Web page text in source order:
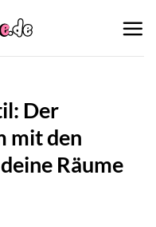
Der
mit den
Räume